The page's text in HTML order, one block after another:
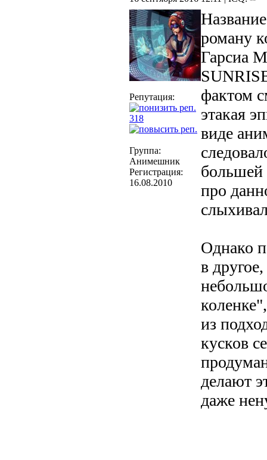
Репутация:
318
Группа:
Анимешник
Регистрация:
16.08.2010
роману
Гарсиа
фактом
этакая
виде
большей
про
Однако
в
из
кусков
делают
даже